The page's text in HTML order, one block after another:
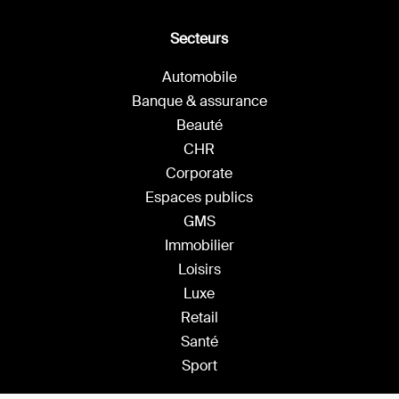
Secteurs
Automobile
Banque & assurance
Beauté
CHR
Corporate
Espaces publics
GMS
Immobilier
Loisirs
Luxe
Retail
Santé
Sport